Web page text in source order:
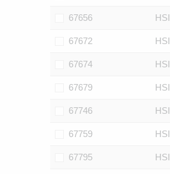
67656 HSI
67672 HSI
67674 HSI
67679 HSI
67746 HSI
67759 HSI
67795 HSI